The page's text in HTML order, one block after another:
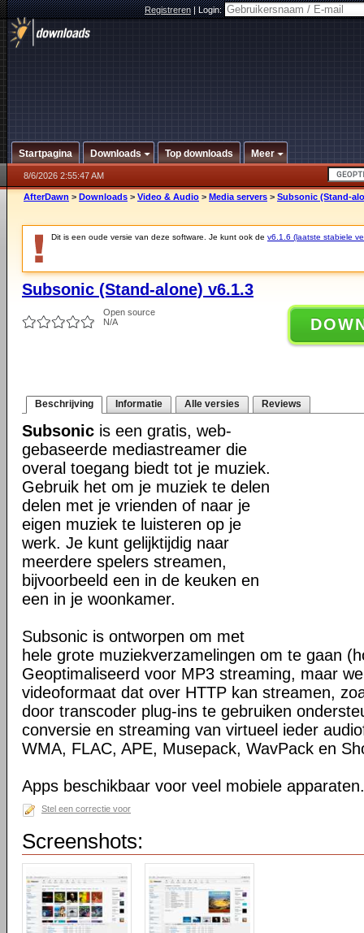
Registreren|Login:
Startpagina Downloads Top downloads Meer
8/6/2026 2:55:47 AM
AfterDawn > Downloads > Video & Audio > Media servers > Subsonic (Stand-
Dit is een oude versie van deze software. Je kunt ook de v6.1.6 (laatste stabiele
Subsonic (Stand-alone) v6.1.3
Open source
N/A
Beschrijving Informatie Alle versies Reviews
Subsonic is een gratis, web-
gebaseerde mediastreamer die
overal toegang biedt tot je muziek.
Gebruik het om je muziek te delen
delen met je vrienden of naar je
eigen muziek te luisteren op je
werk. Je kunt gelijktijdig naar
meerdere spelers streamen,
bijvoorbeeld een in de keuken en
een in je woonkamer.
Subsonic is ontworpen om met
hele grote muziekverzamelingen om te gaan
Geoptimaliseerd voor MP3 streaming, maar
videoformaat dat over HTTP kan streamen,
door transcoder plug-ins te gebruiken
conversie en streaming van virtueel ieder
WMA, FLAC, APE, Musepack, WavPack en
Apps beschikbaar voor veel mobiele apparaten.
Stel een correctie voor
Screenshots: